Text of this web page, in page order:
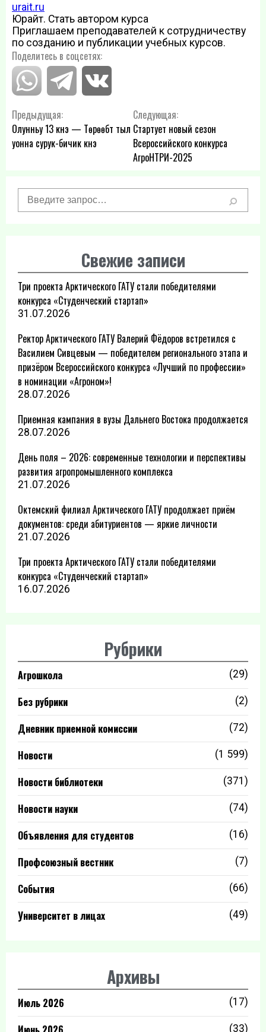
urait.ru
Юрайт. Стать автором курса
Приглашаем преподавателей к сотрудничеству
по созданию и публикации учебных курсов.
Поделитесь в соцсетях:
Навигация
по
Предыдущая:
Олунньу 13 күнэ — Төрөөбүт тыл
уонна сурук-бичик күнэ
Следующая:
Стартует новый сезон
Всероссийского конкурса
АгроНТРИ-2025
Свежие записи
Три проекта Арктического ГАТУ стали победителями
конкурса «Студенческий стартап»
31.07.2026
Ректор Арктического ГАТУ Валерий Фёдоров встретился с
Василием Сивцевым — победителем регионального этапа и
призёром Всероссийского конкурса «Лучший по профессии»
в номинации «Агроном»!
28.07.2026
Приемная кампания в вузы Дальнего Востока продолжается
28.07.2026
День поля – 2026: современные технологии и перспективы
развития агропромышленного комплекса
21.07.2026
Октемский филиал Арктического ГАТУ продолжает приём
документов: среди абитуриентов — яркие личности
21.07.2026
Три проекта Арктического ГАТУ стали победителями
конкурса «Студенческий стартап»
16.07.2026
Рубрики
Агрошкола (29)
Без рубрики (2)
Дневник приемной комиссии (72)
Новости (1 599)
Новости библиотеки (371)
Новости науки (74)
Объявления для студентов (16)
Профсоюзный вестник (7)
События (66)
Университет в лицах (49)
Архивы
Июль 2026 (17)
(33)